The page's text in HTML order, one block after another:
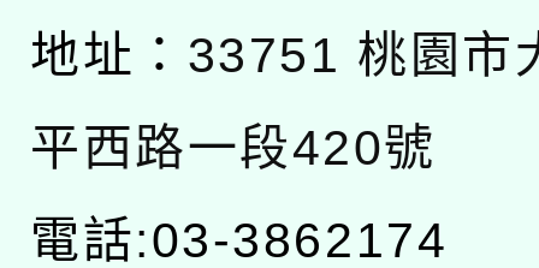
地址： 33751 桃園市
平西路一段420號
電話:03-3862174